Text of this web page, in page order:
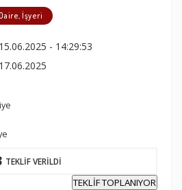
Daire, İşyeri
- 14:29:53
TEKLİF VERİLDİ
TEKLİF TOPLANIYOR